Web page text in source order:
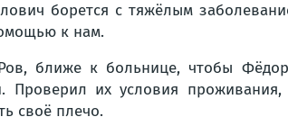
борется с тяжёлым
к нам.
ближе к больнице, чтобы
Проверил их условия
своё плечо.